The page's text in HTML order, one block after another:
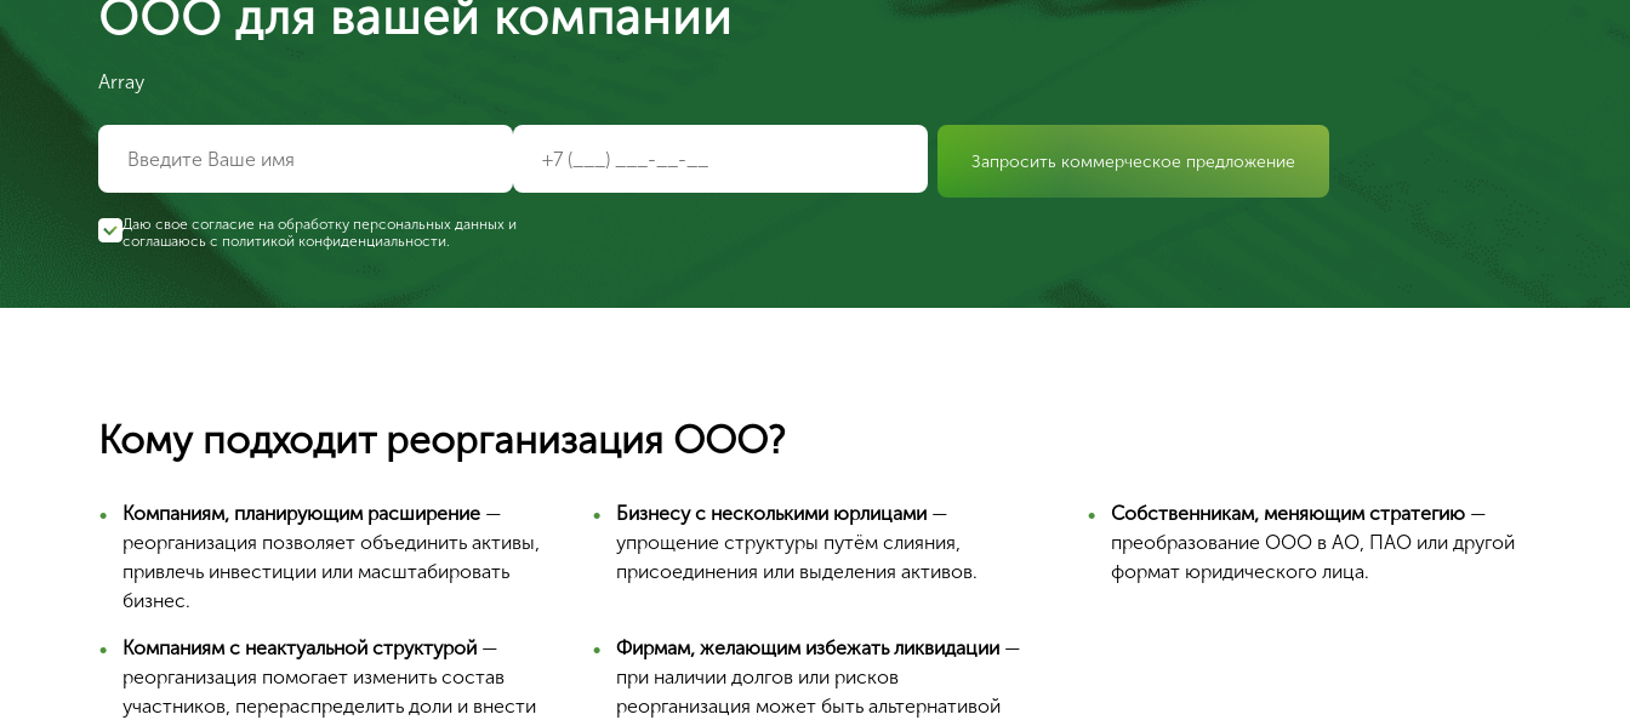
ООО для вашей компании
Array
Запросить коммерческое предложение
Даю свое согласие на обработку персональных данных и
соглашаюсь с политикой конфиденциальности.
Кому подходит реорганизация ООО?
Компаниям, планирующим расширение —
реорганизация позволяет объединить активы,
привлечь инвестиции или масштабировать
бизнес.
Бизнесу с несколькими юрлицами —
упрощение структуры путём слияния,
присоединения или выделения активов.
Собственникам, меняющим стратегию—
преобразование ООО в АО, ПАО или другой
формат юридического лица.
Компаниям с неактуальной структурой —
реорганизация помогает изменить состав
участников, перераспределить доли и внести
Фирмам, желающим избежать ликвидации —
при наличии долгов или рисков
реорганизация может быть альтернативой
Ваш город Москва?
Да, верно